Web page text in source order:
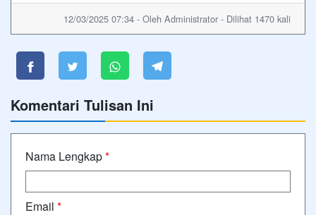
12/03/2025 07:34 - Oleh Administrator - Dilihat 1470 kali
Komentari Tulisan Ini
Nama Lengkap*
Email *